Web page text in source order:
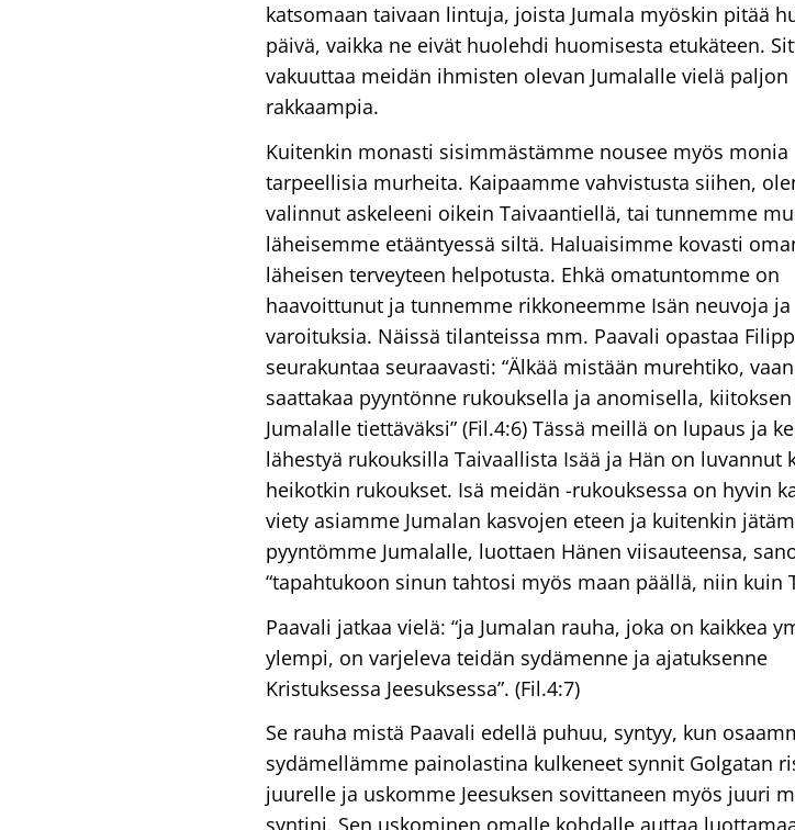
katsomaan taivaan lintuja, joista Jumala myöskin pitää
päivä, vaikka ne eivät huolehdi huomisesta etukäteen.
vakuuttaa meidän ihmisten olevan Jumalalle vielä paljon
rakkaampia.
Kuitenkin monasti sisimmästämme nousee myös monia
tarpeellisia murheita. Kaipaamme vahvistusta siihen,
valinnut askeleeni oikein Taivaantiellä, tai tunnemme
läheisemme etääntyessä siltä. Haluaisimme kovasti
läheisen terveyteen helpotusta. Ehkä omatuntomme on
haavoittunut ja tunnemme rikkoneemme Isän neuvoja ja
varoituksia. Näissä tilanteissa mm. Paavali opastaa
seurakuntaa seuraavasti: “Älkää mistään murehtiko, vaan
saattakaa pyyntönne rukouksella ja anomisella, kiitoksen
Jumalalle tiettäväksi” (Fil.4:6) Tässä meillä on lupaus ja
lähestyä rukouksilla Taivaallista Isää ja Hän on luvannut
heikotkin rukoukset. Isä meidän -rukouksessa on hyvin
viety asiamme Jumalan kasvojen eteen ja kuitenkin
pyyntömme Jumalalle, luottaen Hänen viisauteensa,
“tapahtukoon sinun tahtosi myös maan päällä, niin kuin
Paavali jatkaa vielä: “ja Jumalan rauha, joka on kaikkea
ylempi, on varjeleva teidän sydämenne ja ajatuksenne
Kristuksessa Jeesuksessa”. (Fil.4:7)
Se rauha mistä Paavali edellä puhuu, syntyy, kun
sydämellämme painolastina kulkeneet synnit Golgatan
juurelle ja uskomme Jeesuksen sovittaneen myös juuri